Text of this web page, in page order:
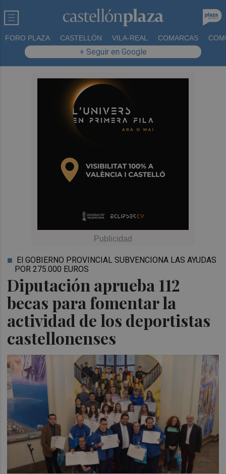
FORO PLAZA CASTELLÓN VILA-REAL COMARCAS
+ Seguir en Google
Diputación aprueba 112
becas para fomentar la
actividad de los deportistas
castellonenses
El GOBIERNO PROVINCIAL SUBVENCIONA LAS AYUDAS
POR 275.000 EUROS